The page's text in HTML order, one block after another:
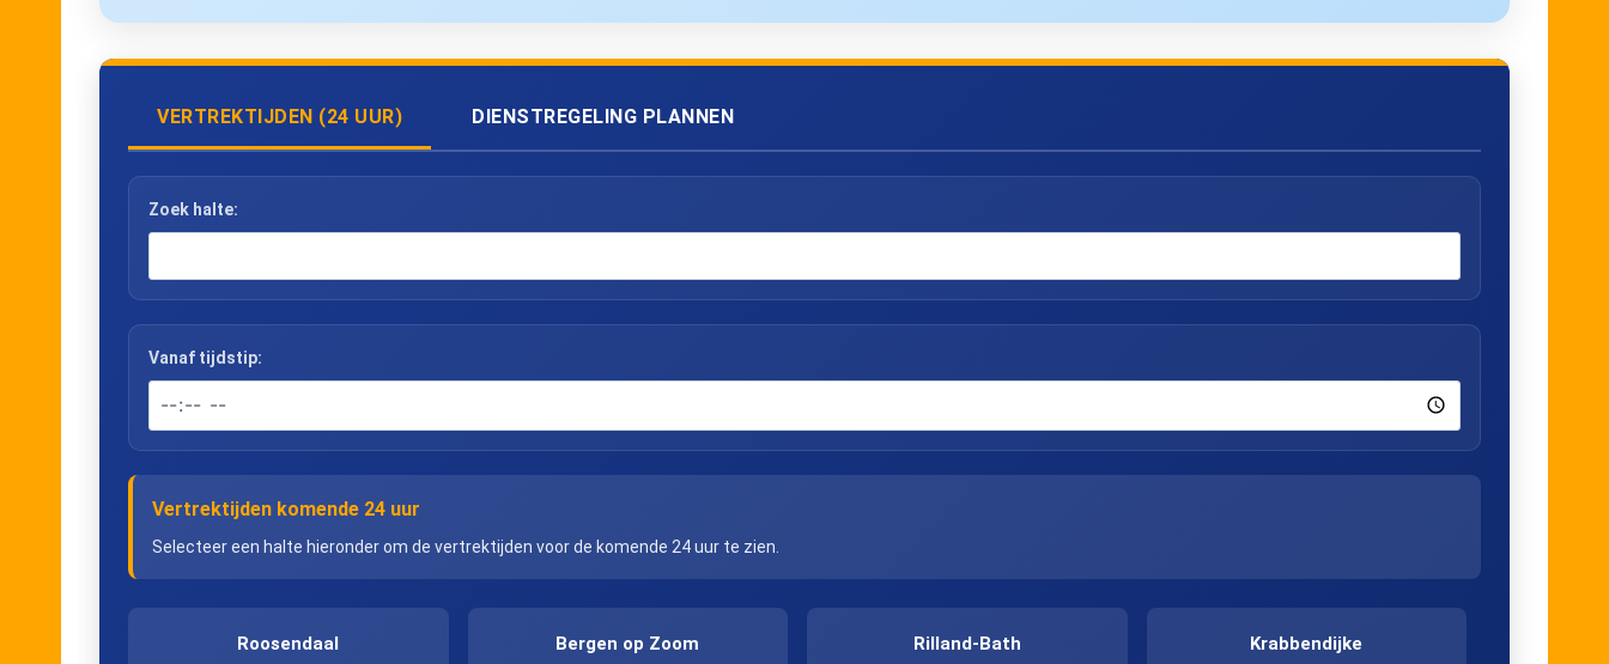
VERTREKTIJDEN (24 UUR) DIENSTREGELING PLANNEN
Zoek halte:
Vanaf tijdstip:
Vertrektijden komende 24 uur
Selecteer een halte hieronder om de vertrektijden voor de komende 24 uur te zien.
Roosendaal Bergen op Zoom Rilland-Bath Krabbendijke